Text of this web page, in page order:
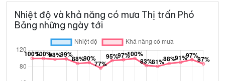
Nhiệt độ và khả năng có mưa Thị trấn Phó
Bảng những ngày tới